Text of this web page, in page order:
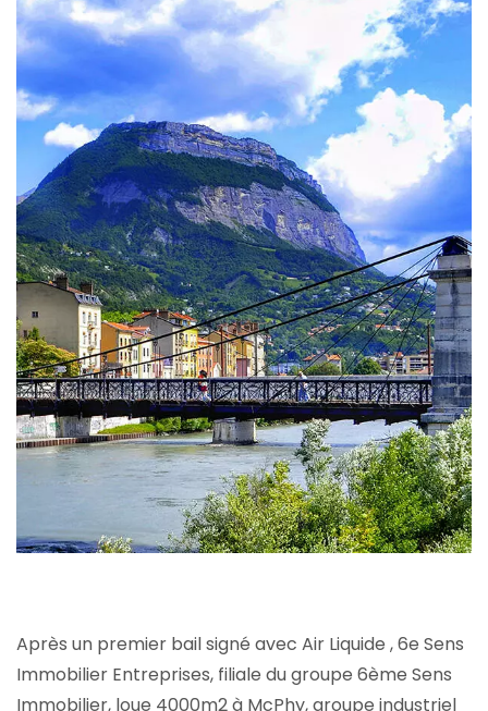
FONDS DE DOTATION
Après un premier bail signé avec Air Liquide , 6e Sens
Immobilier Entreprises, filiale du groupe 6ème Sens
Immobilier, loue 4000m2 à McPhy, groupe industriel